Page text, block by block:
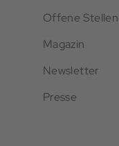
Offene Stellen
Magazin
Newsletter
Presse